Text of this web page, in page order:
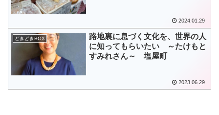
2024.01.29
どきどきBOX
路地裏に息づく文化を、世界の人
に知ってもらいたい ～たけもと
すみれさん～ 塩屋町
2023.06.29